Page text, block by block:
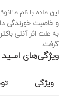
این ماده با نام
و خاصیت خورندگی
به علت اثر آنتی
گرفت.
ویژگی‌های
ویژگی